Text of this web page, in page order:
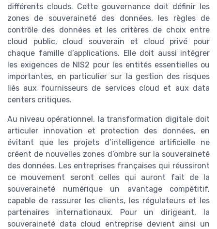
différents clouds. Cette gouvernance doit définir les
zones de souveraineté des données, les règles de
contrôle des données et les critères de choix entre
cloud public, cloud souverain et cloud privé pour
chaque famille d’applications. Elle doit aussi intégrer
les exigences de NIS2 pour les entités essentielles ou
importantes, en particulier sur la gestion des risques
liés aux fournisseurs de services cloud et aux data
centers critiques.
Au niveau opérationnel, la transformation digitale doit
articuler innovation et protection des données, en
évitant que les projets d’intelligence artificielle ne
créent de nouvelles zones d’ombre sur la souveraineté
des données. Les entreprises françaises qui réussiront
ce mouvement seront celles qui auront fait de la
souveraineté numérique un avantage compétitif,
capable de rassurer les clients, les régulateurs et les
partenaires internationaux. Pour un dirigeant, la
souveraineté data cloud entreprise devient ainsi un